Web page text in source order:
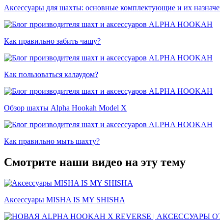
Аксессуары для шахты: основные комплектующие и их
Как правильно забить чашу?
Как пользоваться калаудом?
Обзор шахты Alpha Hookah Model X
Как правильно мыть шахту?
Смотрите наши видео на эту тему
Аксессуары MISHA IS MY SHISHA